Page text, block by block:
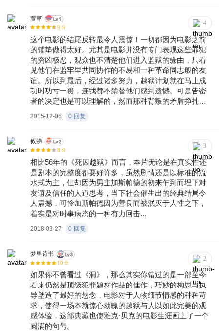
萱草
9 分
4
这个电影的结尾反转最令人震惊！一切都因为电影之前
的铺垫做得太好。尤其是电影并没有专门表现这些罪犯
的穷凶极恶，观众也不清楚他们进入监狱的缘由，只看
见他们在监牢里共同协作的不易和一种革命同志般的友
谊。所以到最后，经过诸多努力，越狱计划就在马上成
功时功亏一篑，连我都不禁替他们感到遗憾。可是告密
者的决定也是可以理解的，然而那种背叛的矛盾挣扎在
2015-12-06 0 回复
攸涕
8 分
3
相比56年的《死囚越狱》而言，本片无论是在真实性还
是剧本的完整度都要好许多，虽然剧情还是以标准的流
水式为主，但却因为男主加斯帕德的初来乍到而埋下对
友谊及信任的人道思考，当下社会催生出的经典结局令
人震撼，可怜加斯帕德因为善良而被泯灭于人性之下，
着实是对时事病态的一种有力回击...
2018-03-27 0 回复
梦里诗书
10 分
2
如果你不曾看过《洞》，那么其实你错过的是一部至今
看来仍然是顶级犯罪题材作品的佳作，巧妙的构思与执
导塑造了最好的悬念，电影对于人物细节情感的种种苛
求，使得一场本就惊心动魄的越狱与人以如此完美的观
感体验，这部典藏也使雅克·贝克的电影生涯画上了一个
圆满的句号。